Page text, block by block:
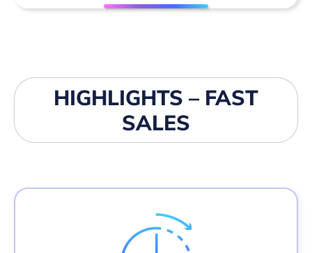
HIGHLIGHTS – FAST
SALES